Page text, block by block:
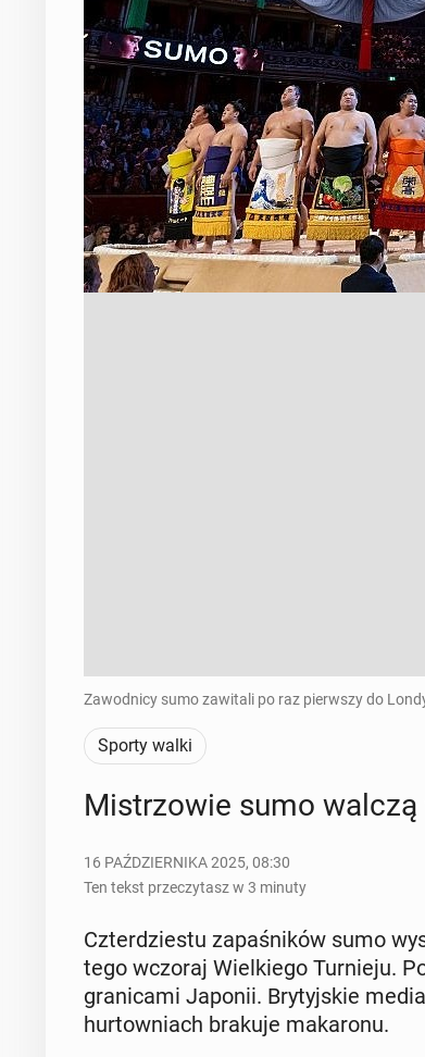
Zawodnicy sumo zawitali po raz pierwszy do
Sporty walki
Mi­strzo­wie sumo
16 PAŹDZIERNIKA 2025, 08:30
Ten tekst przeczytasz w 3 minuty
Czter­dzie­stu za­pa­śni­ków sumo
te­go wczoraj Wiel­kie­go Tur­nie­ju.
gra­ni­ca­mi Japonii. Bry­tyj­skie
hur­tow­niach brakuje ma­ka­ro­nu.